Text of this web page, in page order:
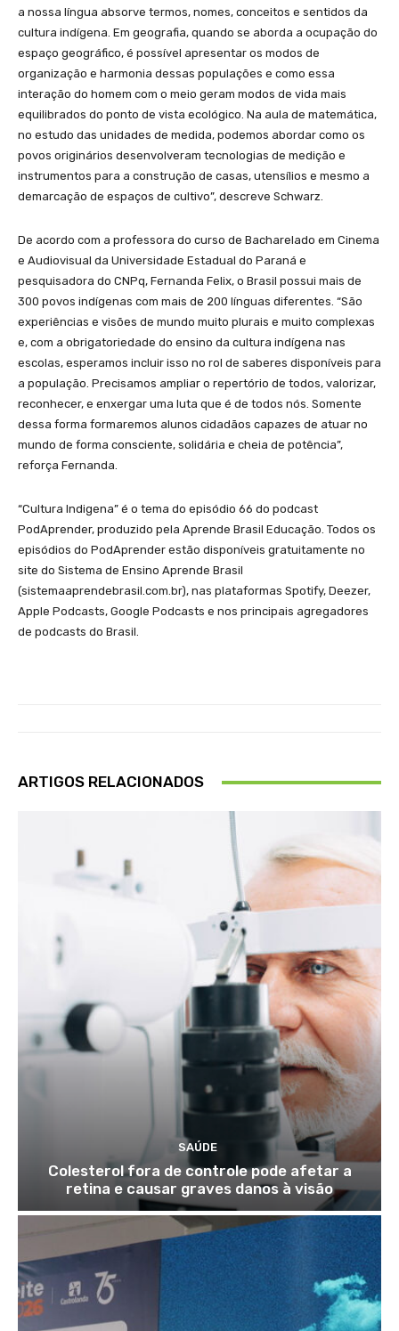
a nossa língua absorve termos, nomes, conceitos e sentidos da
cultura indígena. Em geografia, quando se aborda a ocupação do
espaço geográfico, é possível apresentar os modos de
organização e harmonia dessas populações e como essa
interação do homem com o meio geram modos de vida mais
equilibrados do ponto de vista ecológico. Na aula de matemática,
no estudo das unidades de medida, podemos abordar como os
povos originários desenvolveram tecnologias de medição e
instrumentos para a construção de casas, utensílios e mesmo a
demarcação de espaços de cultivo”, descreve Schwarz.
De acordo com a professora do curso de Bacharelado em Cinema
e Audiovisual da Universidade Estadual do Paraná e
pesquisadora do CNPq, Fernanda Felix, o Brasil possui mais de
300 povos indígenas com mais de 200 línguas diferentes. “São
experiências e visões de mundo muito plurais e muito complexas
e, com a obrigatoriedade do ensino da cultura indígena nas
escolas, esperamos incluir isso no rol de saberes disponíveis para
a população. Precisamos ampliar o repertório de todos, valorizar,
reconhecer, e enxergar uma luta que é de todos nós. Somente
dessa forma formaremos alunos cidadãos capazes de atuar no
mundo de forma consciente, solidária e cheia de potência”,
reforça Fernanda.
“Cultura Indigena” é o tema do episódio 66 do podcast
PodAprender, produzido pela Aprende Brasil Educação. Todos os
episódios do PodAprender estão disponíveis gratuitamente no
site do Sistema de Ensino Aprende Brasil
(sistemaaprendebrasil.com.br), nas plataformas Spotify, Deezer,
Apple Podcasts, Google Podcasts e nos principais agregadores
de podcasts do Brasil.
ARTIGOS RELACIONADOS
SAÚDE
Colesterol fora de controle pode afetar a
retina e causar graves danos à visão